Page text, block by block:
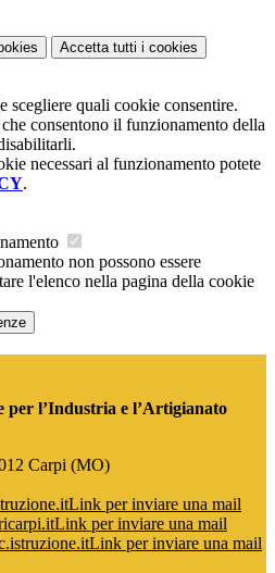
Accetta tutti i cookies
scegliere quali cookie consentire.
consentono il funzionamento della
necessari al funzionamento potete
.
non possono essere
l'elenco nella pagina della cookie
per l’Industria e l’Artigianato
Carpi (MO)
Link per inviare una mail
Link per inviare una mail
Link per inviare una mail